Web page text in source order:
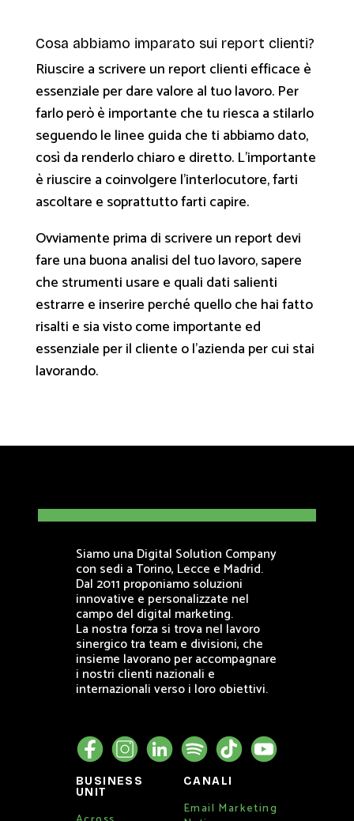
Cosa abbiamo imparato sui report clienti?
Riuscire a scrivere un report clienti efficace è
essenziale per dare valore al tuo lavoro. Per
farlo però è importante che tu riesca a stilarlo
seguendo le linee guida che ti abbiamo dato,
così da renderlo chiaro e diretto. L’importante
è riuscire a coinvolgere l’interlocutore, farti
ascoltare e soprattutto farti capire.
Ovviamente prima di scrivere un report devi
fare una buona analisi del tuo lavoro, sapere
che strumenti usare e quali dati salienti
estrarre e inserire perché quello che hai fatto
risalti e sia visto come importante ed
essenziale per il cliente o l’azienda per cui stai
lavorando.
Siamo una Digital Solution Company
con sedi a Torino, Lecce e Madrid.
Dal 2011 proponiamo soluzioni
innovative e personalizzate nel
campo del digital marketing.
La nostra forza si trova nel lavoro
sinergico tra team e divisioni, che
insieme lavorano per accompagnare
i nostri clienti nazionali e
internazionali verso i loro obiettivi.
BUSINESS
UNIT
CANALI
Email Marketing